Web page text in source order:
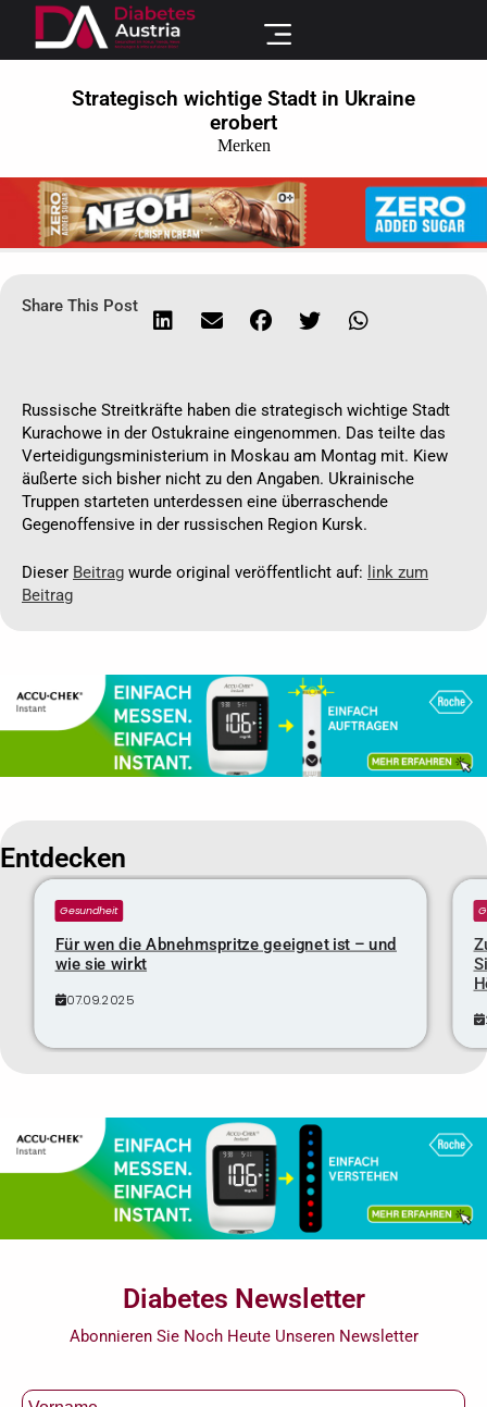
Strategisch wichtige Stadt in Ukraine
erobert
Merken
Share This Post
Russische Streitkräfte haben die strategisch wichtige Stadt
Kurachowe in der Ostukraine eingenommen. Das teilte das
Verteidigungsministerium in Moskau am Montag mit. Kiew
äußerte sich bisher nicht zu den Angaben. Ukrainische
Truppen starteten unterdessen eine überraschende
Gegenoffensive in der russischen Region Kursk.
Dieser Beitrag wurde original veröffentlicht auf: link zum
Beitrag
Entdecken
Gesundheit
Für wen die Abnehmspritze geeignet ist – und
wie sie wirkt
07.09.2025
Diabetes Newsletter
Abonnieren Sie Noch Heute Unseren Newsletter